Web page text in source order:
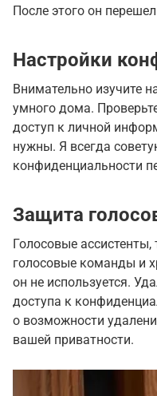
После этого он
Настройки
Внимательно изучите
умного дома.
доступ к личной
нужны. Я всегда
конфиденциальности
Защита
Голосовые
голосовые команды и
он не используется.
доступа к
о возможности
вашей приватности.